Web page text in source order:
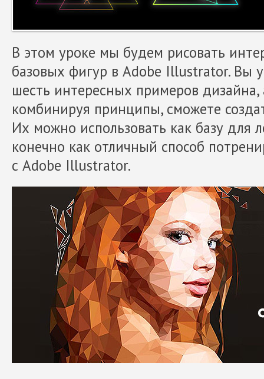
В этом уроке мы будем рисовать
базовых фигур в Adobe Illustrator. Вы
шесть интересных примеров дизайна,
комбинируя принципы, сможете
Их можно использовать как базу для
конечно как отличный способ
с Adobe Illustrator.